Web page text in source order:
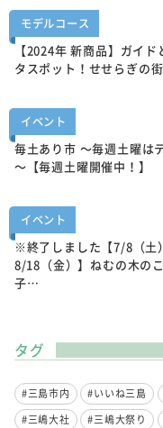
モデルコース
【2024年 新商品】ガイド
タスポット！せせらぎの
イベント
毎土あり市 ～毎週土曜は
～【毎週土曜開催中！】
イベント
※終了しました【7/8（土
8/18（金）】ねむの木の
子…
タグ
#三島市内 #いいね三島
#三嶋大社
#三嶋大祭り